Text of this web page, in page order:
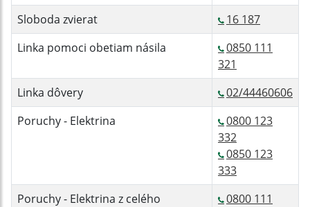
Sloboda zvierat
16 187
Linka pomoci obetiam násila
0850 111
321
Linka dôvery
02/44460606
Poruchy - Elektrina
0800 123
332
0850 123
333
Poruchy - Elektrina z celého
0800 111